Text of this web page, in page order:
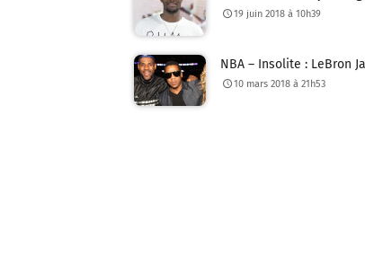
19 juin 2018 à 10h39
NBA – Insolite : LeBron
10 mars 2018 à 21h53